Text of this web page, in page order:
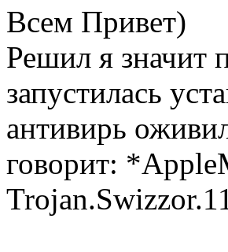
Всем Привет)
Решил я значит
запустилась
антивирь
говорит: